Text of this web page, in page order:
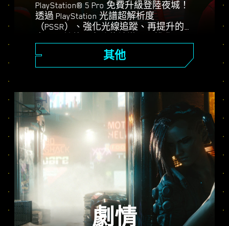
PlayStation® 5 Pro 免費升級登陸夜城！
透過 PlayStation 光譜超解析度
（PSSR）、強化光線追蹤、再提升的幀
「表現」、「光線追蹤」、「光線追蹤
Pro」三大模式登場，讓玩家感受強化
畫質與流暢動態畫面，還有《電馭叛客
其他
劇情